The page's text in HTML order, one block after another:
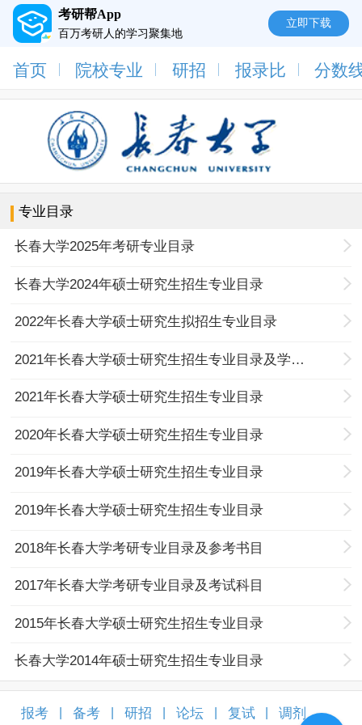
考研帮App
百万考研人的学习聚集地
立即下载
首页 院校专业 研招 报录比 分数
专业目录
长春大学2025年考研专业目录
长春大学2024年硕士研究生招生专业目录
2022年长春大学硕士研究生拟招生专业目录
2021年长春大学硕士研究生招生专业目录及学院联系方式
2021年长春大学硕士研究生招生专业目录
2020年长春大学硕士研究生招生专业目录
2019年长春大学硕士研究生招生专业目录
2019年长春大学硕士研究生招生专业目录
2018年长春大学考研专业目录及参考书目
2017年长春大学考研专业目录及考试科目
2015年长春大学硕士研究生招生专业目录
长春大学2014年硕士研究生招生专业目录
报考 备考 研招 论坛 复试 调剂